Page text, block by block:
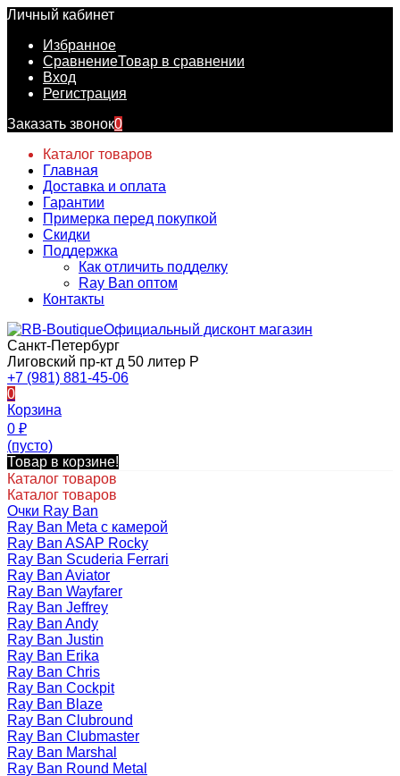
Личный кабинет
Избранное
СравнениеТовар в сравнении
Вход
Регистрация
Заказать звонок0
Каталог товаров
Главная
Доставка и оплата
Гарантии
Примерка перед покупкой
Скидки
Поддержка
Как отличить подделку
Ray Ban оптом
Контакты
Официальный дисконт магазин
Санкт-Петербург
Лиговский пр-кт д 50 литер Р
+7 (981) 881-45-06
0
Корзина
0 ₽
(пусто)
Товар в корзине!
Каталог товаров
Каталог товаров
Очки Ray Ban
Ray Ban Meta с камерой
Ray Ban ASAP Rocky
Ray Ban Scuderia Ferrari
Ray Ban Aviator
Ray Ban Wayfarer
Ray Ban Jeffrey
Ray Ban Andy
Ray Ban Justin
Ray Ban Erika
Ray Ban Chris
Ray Ban Cockpit
Ray Ban Blaze
Ray Ban Clubround
Ray Ban Clubmaster
Ray Ban Marshal
Ray Ban Round Metal